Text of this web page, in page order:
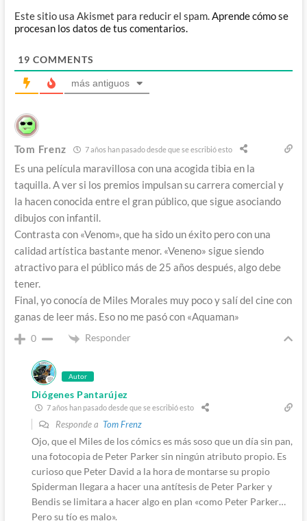
Este sitio usa Akismet para reducir el spam.Aprende cómo se
procesan los datos de tus comentarios.
19 COMMENTS
más antiguos
Tom Frenz 7 años han pasado desde que se escribió esto
Es una película maravillosa con una acogida tibia en la
taquilla. A ver si los premios impulsan su carrera comercial y
la hacen conocida entre el gran público, que sigue asociando
dibujos con infantil.
Contrasta con «Venom», que ha sido un éxito pero con una
calidad artística bastante menor. «Veneno» sigue siendo
atractivo para el público más de 25 años después, algo debe
tener.
Final, yo conocía de Miles Morales muy poco y salí del cine con
ganas de leer más. Eso no me pasó con «Aquaman»
0 Responder
Autor
Diógenes Pantarújez
7 años han pasado desde que se escribió esto
Responde a Tom Frenz
Ojo, que el Miles de los cómics es más soso que un día sin pan,
una fotocopia de Peter Parker sin ningún atributo propio. Es
curioso que Peter David a la hora de montarse su propio
Spiderman llegara a hacer una antítesis de Peter Parker y
Bendis se limitara a hacer algo en plan «como Peter Parker…
Pero su tío es malo».